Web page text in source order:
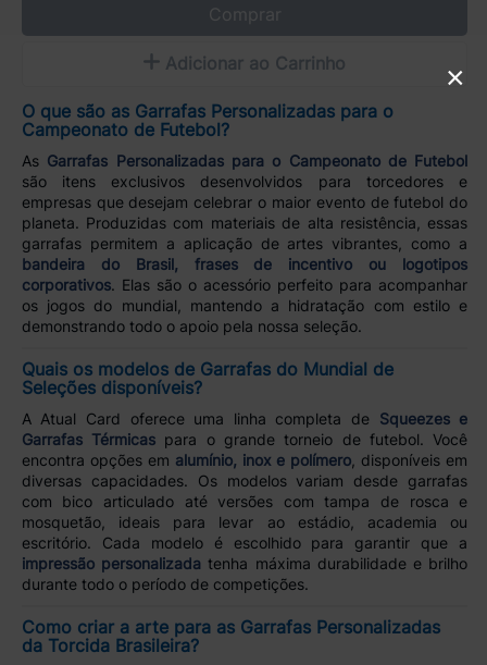
Comprar
Adicionar ao Carrinho
O que são as Garrafas Personalizadas para o
Campeonato de Futebol?
As Garrafas Personalizadas para o Campeonato de Futebol
são itens exclusivos desenvolvidos para torcedores e
empresas que desejam celebrar o maior evento de futebol do
planeta. Produzidas com materiais de alta resistência, essas
garrafas permitem a aplicação de artes vibrantes, como a
bandeira do Brasil, frases de incentivo ou logotipos
corporativos. Elas são o acessório perfeito para acompanhar
os jogos do mundial, mantendo a hidratação com estilo e
demonstrando todo o apoio pela nossa seleção.
Quais os modelos de Garrafas do Mundial de
Seleções disponíveis?
A Atual Card oferece uma linha completa de Squeezes e
Garrafas Térmicas para o grande torneio de futebol. Você
encontra opções em alumínio, inox e polímero , disponíveis em
diversas capacidades. Os modelos variam desde garrafas
com bico articulado até versões com tampa de rosca e
mosquetão, ideais para levar ao estádio, academia ou
escritório. Cada modelo é escolhido para garantir que a
impressão personalizada tenha máxima durabilidade e brilho
durante todo o período de competições.
Como criar a arte para as Garrafas Personalizadas
da Torcida Brasileira?
×